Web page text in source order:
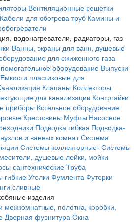
Вентиляционные решетки
Кабели для обогрева труб Камины и
водонагреватели, радиаторы, газ
Ванны, экраны для ванн, душевые
для сжиженного газа
оборудование Выпуски
Емкости пластиковые для
Клапаны Коллекторы
для канализации Контргайки
приборы Котельное оборудование
Крестовины Муфты Насосное
Подводка гибкая Подводка-
и ванных комнат Система
Системы коллекторные- Системы
душевые лейки, мойки
сантехнические Труба
гибкие Уголки Фумлента Футорки
сливные
изделия
межкомнатные, полотна, коробки,
Дверная фурнитура Окна